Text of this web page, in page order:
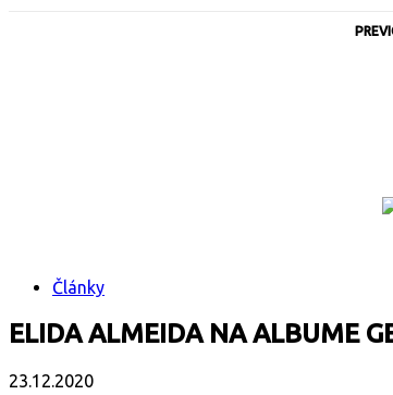
Články
ELIDA ALMEIDA NA ALBUME
23.12.2020